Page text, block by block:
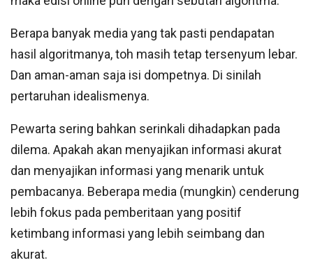
Berapa banyak media yang tak pasti pendapatan
hasil algoritmanya, toh masih tetap tersenyum lebar.
Dan aman-aman saja isi dompetnya. Di sinilah
pertaruhan idealismenya.
Pewarta sering bahkan serinkali dihadapkan pada
dilema. Apakah akan menyajikan informasi akurat
dan menyajikan informasi yang menarik untuk
pembacanya. Beberapa media (mungkin) cenderung
lebih fokus pada pemberitaan yang positif
ketimbang informasi yang lebih seimbang dan
akurat.